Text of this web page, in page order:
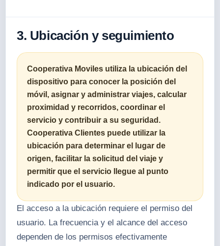
3. Ubicación y seguimiento
Cooperativa Moviles utiliza la ubicación del
dispositivo para conocer la posición del
móvil, asignar y administrar viajes, calcular
proximidad y recorridos, coordinar el
servicio y contribuir a su seguridad.
Cooperativa Clientes puede utilizar la
ubicación para determinar el lugar de
origen, facilitar la solicitud del viaje y
permitir que el servicio llegue al punto
indicado por el usuario.
El acceso a la ubicación requiere el permiso del
usuario. La frecuencia y el alcance del acceso
dependen de los permisos efectivamente